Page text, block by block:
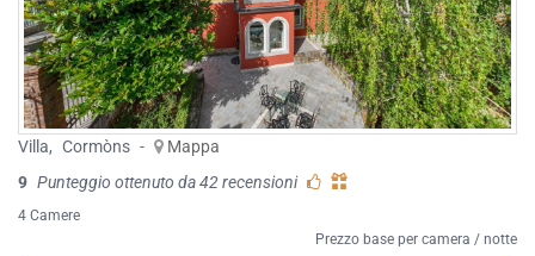
Villa, Cormòns -
Mappa
9 Punteggio ottenuto da 42 recensioni
4 Camere
Prezzo base per camera / notte